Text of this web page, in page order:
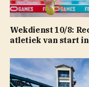
Wekdienst 10/8:
atletiek van start